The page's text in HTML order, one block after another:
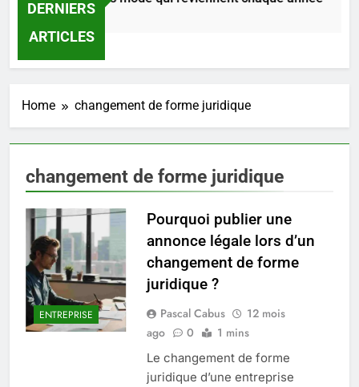
DERNIERS
ARTICLES
1 Jour Ago
Home changement de forme juridique
changement de forme juridique
ENTREPRISE
Pourquoi publier une
annonce légale lors d’un
changement de forme
juridique ?
Pascal Cabus
12 mois
ago
0 1 mins
Le changement de forme
juridique d’une entreprise
5
Infection chronique de l’oreille :
tout ce qu’il faut savoir sur les
saignements
SANTÉ